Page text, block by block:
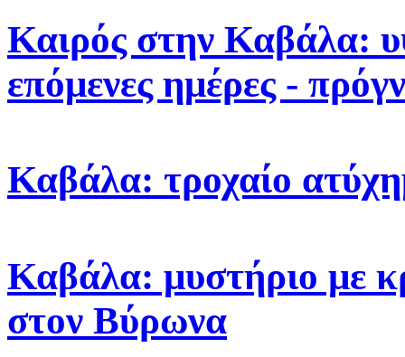
Καιρός στην Καβάλα:
επόμενες ημέρες -
Καβάλα: τροχαίο
Καβάλα: μυστήριο με
στον Βύρωνα